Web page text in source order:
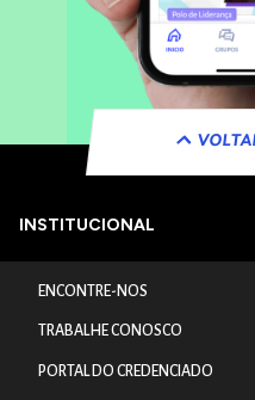
INSTITUCIONAL
ENCONTRE-NOS
TRABALHE CONOSCO
PORTAL DO CREDENCIADO